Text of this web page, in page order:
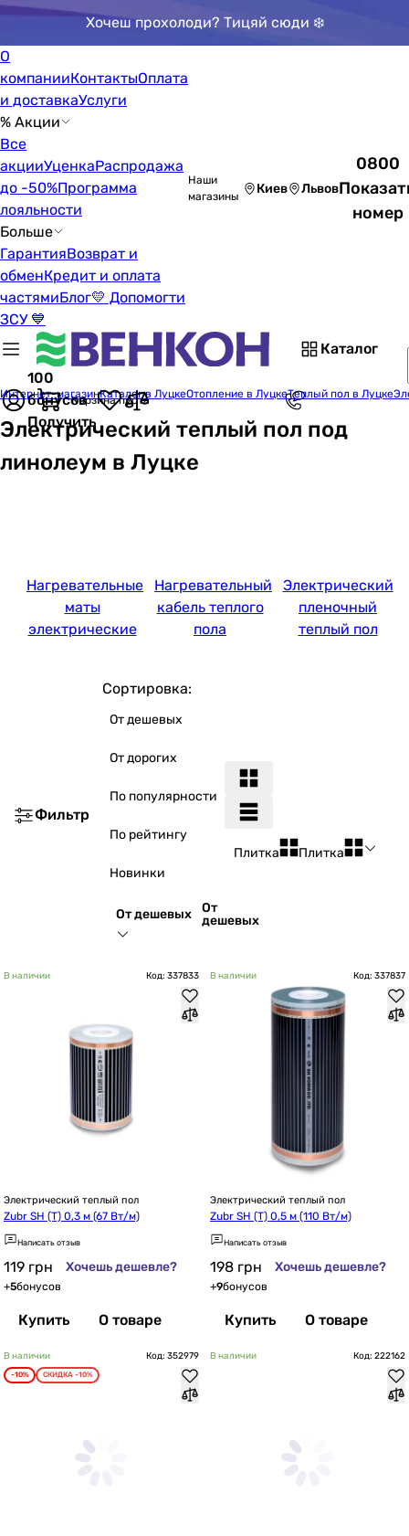
Хочеш прохолоди? Тицяй сюди ❄️
О
компанииКонтактыОплата
и доставкаУслуги
% Акции
Все
акцииУценкаРаспродажа
до -50%Программа
лояльности
Больше
ГарантияВозврат и
обменКредит и оплата
частямиБлог💛 Допомогти
ЗСУ 💙
Наши
магазины
Киев Львов
0800
номер
Каталог
100
бонусов
Получить
Корзина пуста
Интернет-магазинКаталог в ЛуцкеОтопление в ЛуцкеТеплый пол в Луцке
Электрический теплый пол под
линолеум в Луцке
Нагревательные
маты
электрические
Нагревательный
кабель теплого
пола
Электрический
пленочный
теплый пол
Фильтр
Сортировка:
От дешевых
От дорогих
По популярности
По рейтингу
Новинки
От дешевых
От
дешевых
Плитка Плитка
В наличии Код: 337833
Электрический теплый пол
Zubr SH (T) 0,3 м (67 Вт/м)
Написать отзыв
119 грн Хочешь дешевле?
+5бонусов
Купить О товаре
В наличии Код: 337837
Электрический теплый пол
Zubr SH (T) 0,5 м (110 Вт/м)
Написать отзыв
198 грн Хочешь дешевле?
+9бонусов
Купить О товаре
В наличии Код: 352979
-10% СКИДКА -10%
В наличии Код: 222162